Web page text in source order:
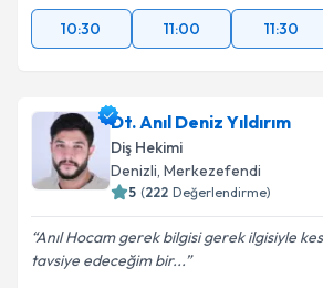
10:30
11:00 11:30
Dt. Anıl Deniz Yıldırım
Diş Hekimi
Denizli, Merkezefendi
5 (222 Değerlendirme)
Anıl Hocam gerek bilgisi gerek ilgisiyle
tavsiye edeceğim bir...